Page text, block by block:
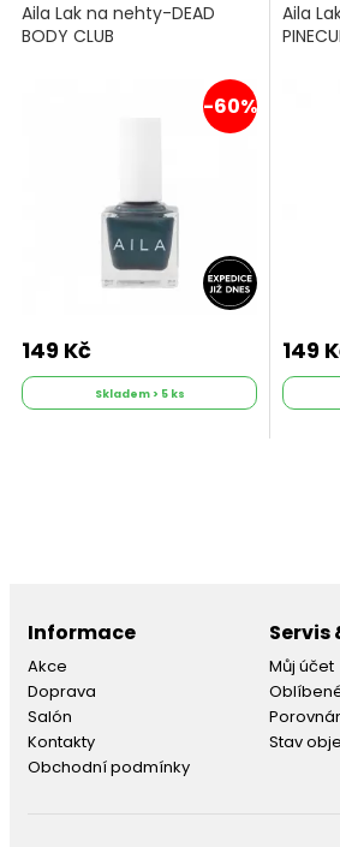
Aila Lak na nehty-DEAD
BODY CLUB
-60%
149 Kč
Skladem > 5 ks
Aila
149
Informace
Akce
Doprava
Salón
Kontakty
Obchodní podmínky
Servis
Můj účet
Stav